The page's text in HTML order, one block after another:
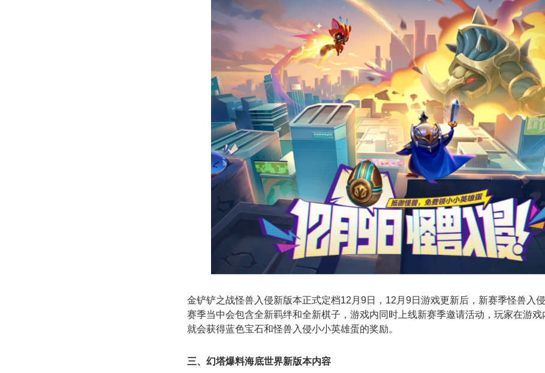
金铲铲之战怪兽入侵新版本正式定档12月9日，12月9日游戏更新后，新赛季怪兽入
赛季当中会包含全新羁绊和全新棋子，游戏内同时上线新赛季邀请活动，玩家在游戏
就会获得蓝色宝石和怪兽入侵小小英雄蛋的奖励。
三、幻塔爆料海底世界新版本内容